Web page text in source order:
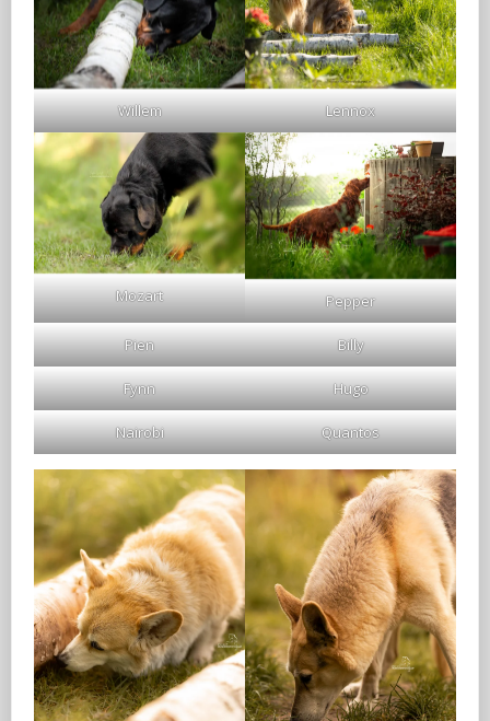
Willem Lennox
Mozart Pepper
Pien Billy
Fynn Hugo
Nairobi Quantos